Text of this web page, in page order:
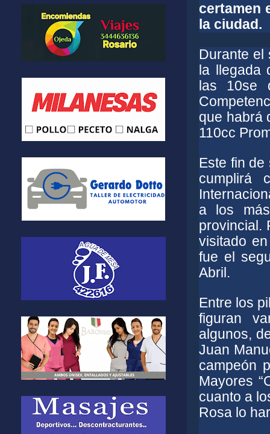
certamen
la ciudad.
Durante el
la llegada
las 10se
que habrá
110cc
Este fin
cumplirá
a los
provincial.
visitado
fue el
Abril.
Entre los
figuran
algunos,
Juan
campeón
Mayores
cuanto a
Rosa lo